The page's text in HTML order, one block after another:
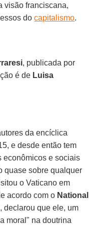
visão franciscana,
docapitalismo.
, publicada por
é de Luisa
da encíclica
e desde então tem
econômicos e sociais
quase sobre qualquer
o Vaticano em
acordo com o National
declarou que ele, um
moral" na doutrina